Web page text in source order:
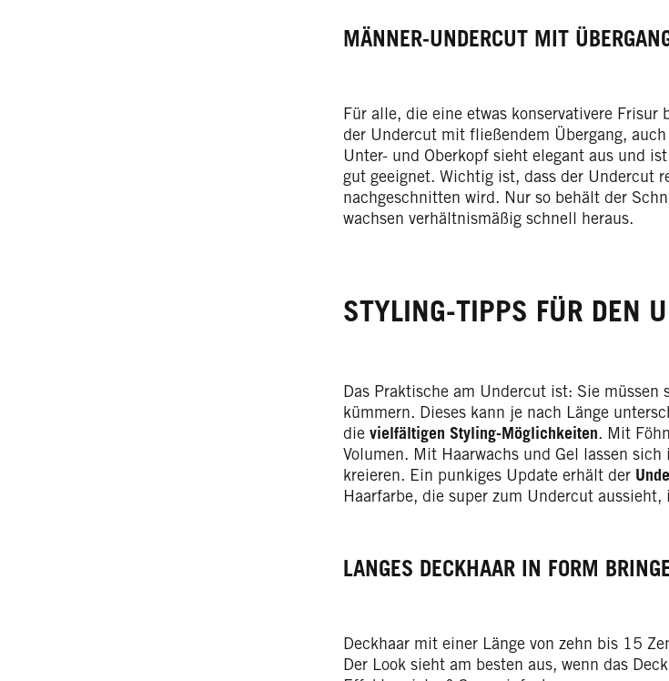
MÄNNER-UNDERCUT MIT
Für alle, die eine etwas konservativere
der Undercut mit fließendem Übergang,
Unter- und Oberkopf sieht elegant aus und
gut geeignet. Wichtig ist, dass der Undercut
nachgeschnitten wird. Nur so behält der
wachsen verhältnismäßig schnell heraus.
STYLING-TIPPS FÜR DEN
Das Praktische am Undercut ist: Sie
kümmern. Dieses kann je nach Länge
die vielfältigen Styling-Möglichkeiten. Mit
Volumen. Mit Haarwachs und Gel lassen
kreieren. Ein punkiges Update erhält der
Haarfarbe, die super zum Undercut
LANGES DECKHAAR IN FORM
Deckhaar mit einer Länge von zehn bis 15
Der Look sieht am besten aus, wenn das